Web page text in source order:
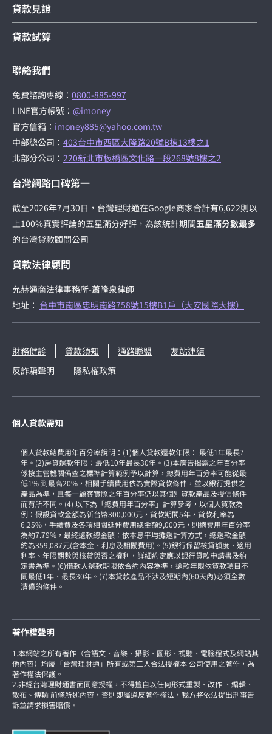
貸款見證
貸款試算
聯絡我們
免費諮詢專線： 0800-885-997
LINE官方帳號： @imoney
官方信箱： imoney885@yahoo.com.tw
中部總公司： 403台中市西區大隆路20號B棟13樓之1
北部分公司： 220新北市板橋區文化路一段268號8樓之2
台灣網路口碑第一
截至2026年7月30日，台灣理財通在Google商家合計有6,622則以
上100%真實評論的五星滿分好評，為該統計期間五星滿分數最多
的台灣貸款顧問公司
貸款法律顧問
允赫通商法律事務所-蕭隆泉律師
地址： 台中市南區忠明南路758號15樓B1戶（大安國際大樓）
財務健診 貸款須知 通路聯盟
友站連結
反詐騙聲明
隱私權政策
個人貸款需知
個人貸款總費用年百分率說明：(1)個人貸款還款年限： 最低1年最長7
年。(2)房貸還款年限：最低10年最長30年。(3)本廣告揭露之年百分率
係按主管機關備查之標準計算範例予以計算，總費用年百分率可能從最
低1% 到最高20%，相關手續費用依為實際貸款條件，並以銀行提供之
產品為準，且每一顧客實際之年百分率仍以其個別貸款產品及授信條件
而有所不同。(4) 以下為「總費用年百分率」計算參考，以個人貸款為
例：假設貸款金額為新台幣300,000元，貸款期間5年，貸款利率為
6.25%，手續費及各項相關延伸費用總金額9,000元，則總費用年百分率
為約7.79%，最終還款總金額：依本息平均攤還計算方式，總還款金額
約為359,087元(含本金、利息及相關費用)。(5)銀行保留核貸額度、適用
利率、年限期數與核貸與否之權利，詳細約定應以銀行貸款申請書及約
定書為準。(6)借款人還款期限依合約內容為準，還款年限依貸款項目不
同最低1年、最長30年。(7)本貸款產品不涉及短期內(60天內)必須全數
清償的條件。
著作權聲明
1.本網站之所有著作（含語文、音樂、攝影、圖形、視聽、電腦程式及網站其
他內容）均屬「台灣理財通」所有或第三人合法授權本 公司使用之著作，為
著作權法保護。
2.非經台灣理財通書面同意授權，不得擅自以任何形式重製、改作 、編輯、
散布、傳輸 前條所述內容，否則即屬違反著作權法，我方將依法提出刑事告
訴並請求損害賠償。